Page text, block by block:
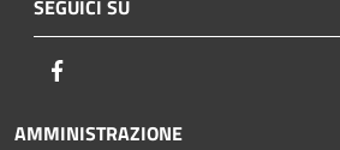
SEGUICI SU
AMMINISTRAZIONE